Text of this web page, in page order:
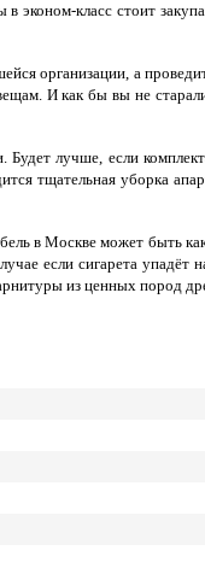
класс стоит
организации, а
И как бы вы не
лучше, если
тщательная уборка
в Москве может быть
если сигарета упадёт
из ценных пород